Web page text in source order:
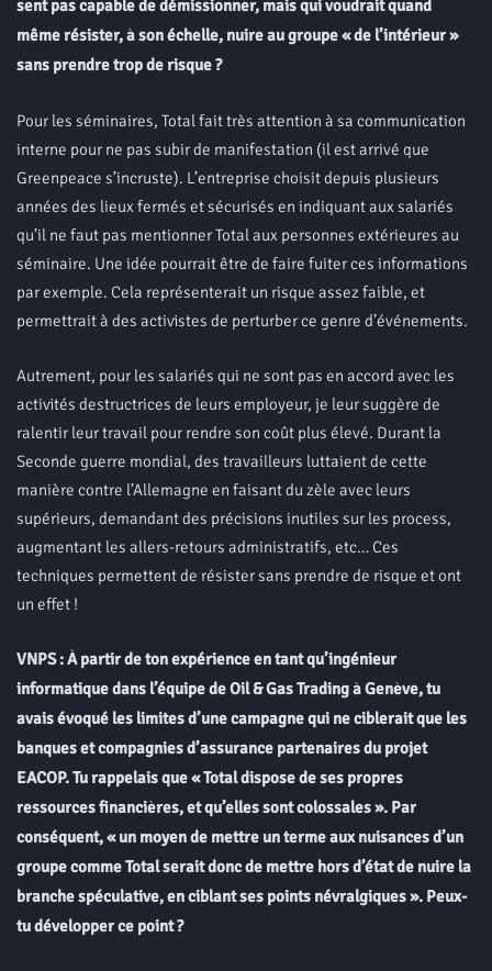
sent pas capable de démissionner, mais qui voudrait quand
même résister, à son échelle, nuire au groupe « de l’intérieur »
sans prendre trop de risque ?
Pour les séminaires, Total fait très attention à sa communication
interne pour ne pas subir de manifestation (il est arrivé que
Greenpeace s’incruste). L’entreprise choisit depuis plusieurs
années des lieux fermés et sécurisés en indiquant aux salariés
qu’il ne faut pas mentionner Total aux personnes extérieures au
séminaire. Une idée pourrait être de faire fuiter ces informations
par exemple. Cela représenterait un risque assez faible, et
permettrait à des activistes de perturber ce genre d’événements.
Autrement, pour les salariés qui ne sont pas en accord avec les
activités destructrices de leurs employeur, je leur suggère de
ralentir leur travail pour rendre son coût plus élevé. Durant la
Seconde guerre mondial, des travailleurs luttaient de cette
manière contre l’Allemagne en faisant du zèle avec leurs
supérieurs, demandant des précisions inutiles sur les process,
augmentant les allers-retours administratifs, etc… Ces
techniques permettent de résister sans prendre de risque et ont
un effet !
VNPS : À partir de ton expérience en tant qu’ingénieur
informatique dans l’équipe de Oil & Gas Trading à Genève, tu
avais évoqué les limites d’une campagne qui ne ciblerait que les
banques et compagnies d’assurance partenaires du projet
EACOP. Tu rappelais que « Total dispose de ses propres
ressources financières, et qu’elles sont colossales ». Par
conséquent, « un moyen de mettre un terme aux nuisances d’un
groupe comme Total serait donc de mettre hors d’état de nuire la
branche spéculative, en ciblant ses points névralgiques ». Peux-
tu développer ce point ?